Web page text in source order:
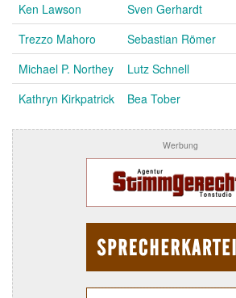
Ken Lawson
Sven Gerhardt
Trezzo Mahoro
Sebastian Römer
Michael P. Northey
Lutz Schnell
Kathryn Kirkpatrick
Bea Tober
Werbung